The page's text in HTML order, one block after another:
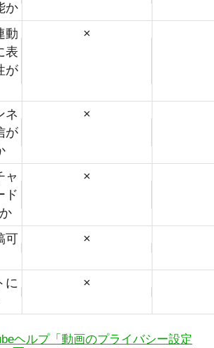
か
動
表
が
×
ネ
が
×
ャ
ド
×
可
×
に
×
ヘルプ「動画のプライバシー設定